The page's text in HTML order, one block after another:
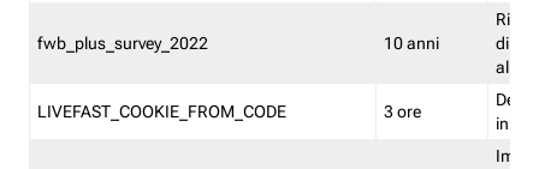
fwb_plus_survey_2022 10 anni
di
LIVEFAST_COOKIE_FROM_CODE 3 ore
in